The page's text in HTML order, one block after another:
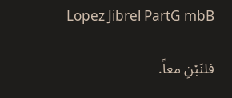
Lopez Jibrel PartG mbB
فلنَبْنِ معاً.